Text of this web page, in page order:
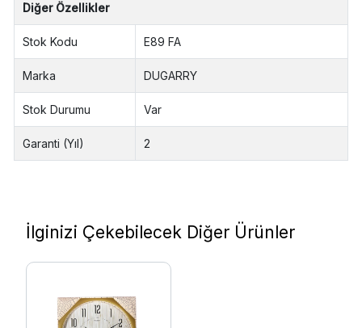
Diğer Özellikler
Stok Kodu E89 FA
Marka DUGARRY
Stok Durumu Var
Garanti (Yıl) 2
İlginizi Çekebilecek Diğer Ürünler